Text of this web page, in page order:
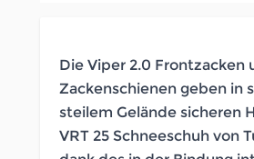
Die Viper 2.0 Frontzacken
Zackenschienen geben in
steilem Gelände sicheren
VRT 25 Schneeschuh von